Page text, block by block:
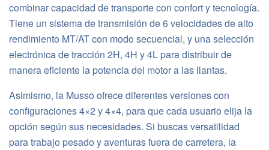
combinar capacidad de transporte con confort y tecnología​.
Tiene un sistema de transmisión de 6 velocidades de alto
rendimiento MT/AT con modo secuencial, y una selección
electrónica de tracción 2H, 4H y 4L para distribuir de
manera eficiente la potencia del motor a las llantas.
Asimismo, la Musso ofrece diferentes versiones con
configuraciones 4×2 y 4×4, para que cada usuario elija la
opción según sus necesidades. Si buscas versatilidad
para trabajo pesado y aventuras fuera de carretera, la